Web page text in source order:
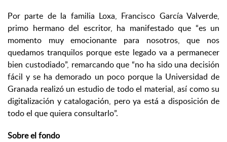
Por parte de la familia Loxa, Francisco García Valverde,
primo hermano del escritor, ha manifestado que “es un
momento muy emocionante para nosotros, que nos
quedamos tranquilos porque este legado va a permanecer
bien custodiado”, remarcando que “no ha sido una decisión
fácil y se ha demorado un poco porque la Universidad de
Granada realizó un estudio de todo el material, así como su
digitalización y catalogación, pero ya está a disposición de
todo el que quiera consultarlo”.
Sobre el fondo